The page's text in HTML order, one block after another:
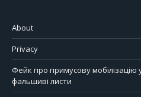
About
Privacy
Фейк про примусову мобілізацію
фальшиві листи